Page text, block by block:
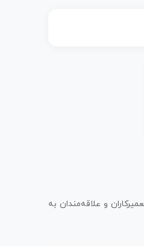
و علاقه‌مندان به